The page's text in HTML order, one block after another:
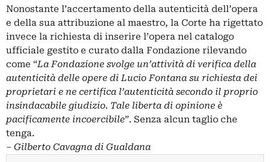
Nonostante l’accertamento della autenticità dell’opera
e della sua attribuzione al maestro, la Corte ha rigettato
invece la richiesta di inserire l’opera nel catalogo
ufficiale gestito e curato dalla Fondazione rilevando
come “La Fondazione svolge un’attività di verifica della
autenticità delle opere di Lucio Fontana su richiesta dei
proprietari e ne certifica l’autenticità secondo il proprio
insindacabile giudizio. Tale liberta di opinione è
pacificamente incoercibile”. Senza alcun taglio che
tenga.
– Gilberto Cavagna di Gualdana